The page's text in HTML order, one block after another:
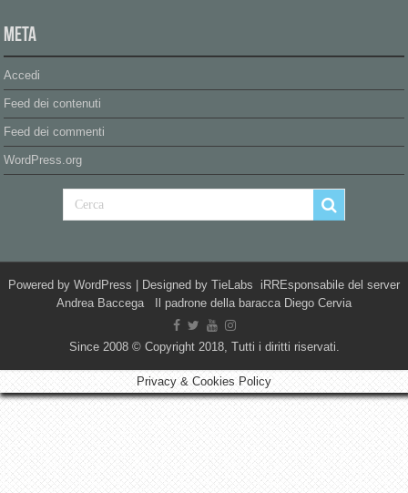
Meta
Accedi
Feed dei contenuti
Feed dei commenti
WordPress.org
Powered by WordPress | Designed by TieLabs iRREsponsabile del server
Andrea Baccega Il padrone della baracca Diego Cervia
Since 2008 © Copyright 2018, Tutti i diritti riservati.
Privacy & Cookies Policy